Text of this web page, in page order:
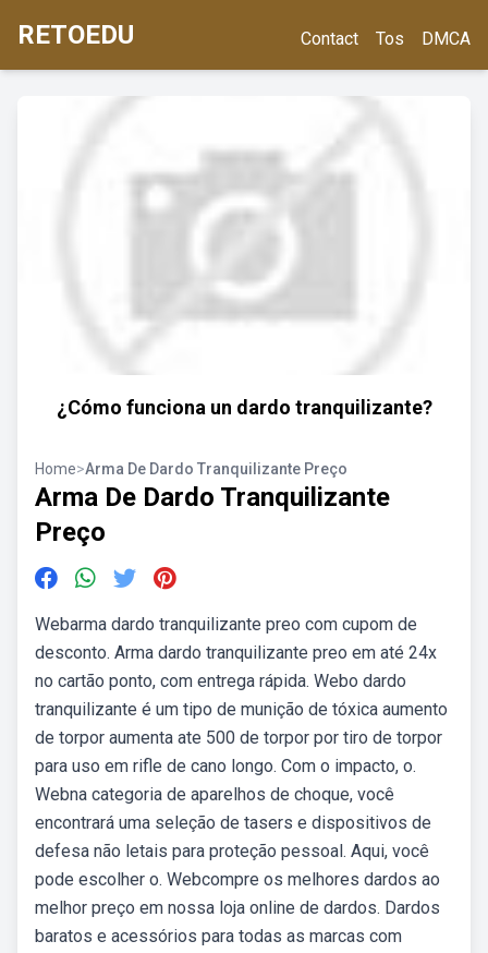
RETOEDU Contact Tos DMCA
¿Cómo funciona un dardo tranquilizante?
Home>Arma De Dardo Tranquilizante Preço
Arma De Dardo Tranquilizante
Preço
Webarma dardo tranquilizante preo com cupom de
desconto. Arma dardo tranquilizante preo em até 24x
no cartão ponto, com entrega rápida. Webo dardo
tranquilizante é um tipo de munição de tóxica aumento
de torpor aumenta ate 500 de torpor por tiro de torpor
para uso em rifle de cano longo. Com o impacto, o.
Webna categoria de aparelhos de choque, você
encontrará uma seleção de tasers e dispositivos de
defesa não letais para proteção pessoal. Aqui, você
pode escolher o. Webcompre os melhores dardos ao
melhor preço em nossa loja online de dardos. Dardos
baratos e acessórios para todas as marcas com